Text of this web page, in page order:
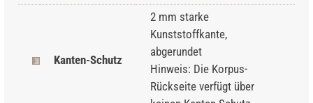
Kanten-Schutz
2 mm starke
Kunststoffkante,
abgerundet
Hinweis: Die Korpus-
Rückseite verfügt über